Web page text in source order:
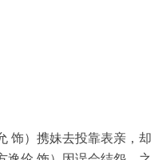
携妹去投靠表亲，却